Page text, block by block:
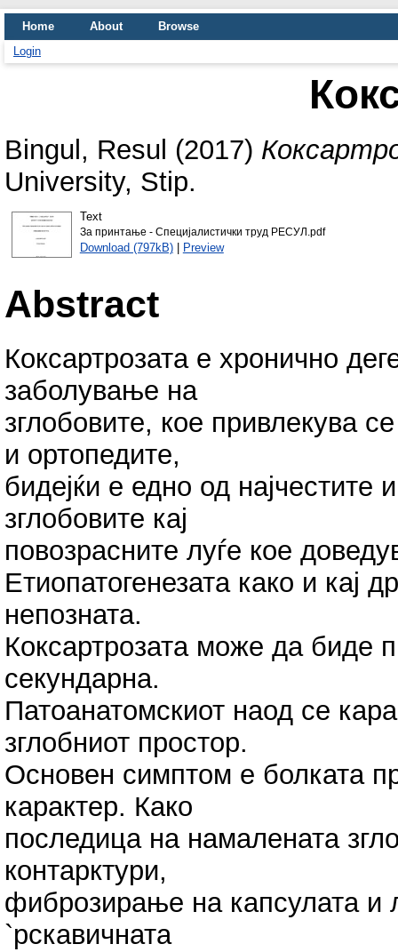
Home About
Browse
Login
Bingul, Resul (2017)
University, Stip.
Text
За принтање - Специјалистички труд РЕСУЛ.pdf
Download (797kB)| Preview
Abstract
Коксартрозата е хронично
заболување на
зглобовите, кое привлекува
и ортопедите,
бидејќи е едно од најчестите
зглобовите кај
повозрасните луѓе кое
Етиопатогенезата како и кај
непозната.
Коксартрозата може да биде
секундарна.
Патоанатомскиот наод се
зглобниот простор.
Основен симптом е болката
карактер. Како
последица на намалената
контарктури,
фиброзирање на капсулата и
`рскавичната